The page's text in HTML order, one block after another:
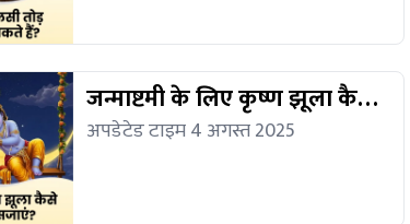
जन्माष्टमी के लिए कृष्ण झूला कैसे
सजाएं?
अपडेटेड टाइम 4 अगस्त 2025